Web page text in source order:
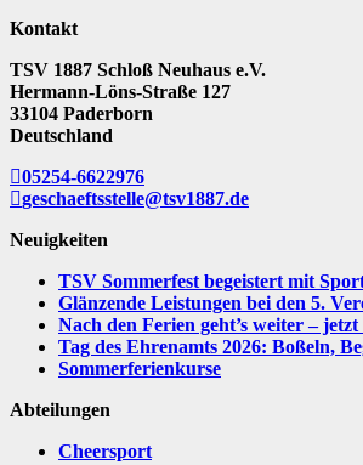
Kontakt
TSV 1887 Schloß Neuhaus e.V.
Hermann-Löns-Straße 127
33104 Paderborn
Deutschland
05254-6622976
geschaeftsstelle@tsv1887.de
Neuigkeiten
TSV Sommerfest begeistert mit
Glänzende Leistungen bei den 5.
Nach den Ferien geht’s weiter –
Tag des Ehrenamts 2026: Boßeln,
Sommerferienkurse
Abteilungen
Cheersport